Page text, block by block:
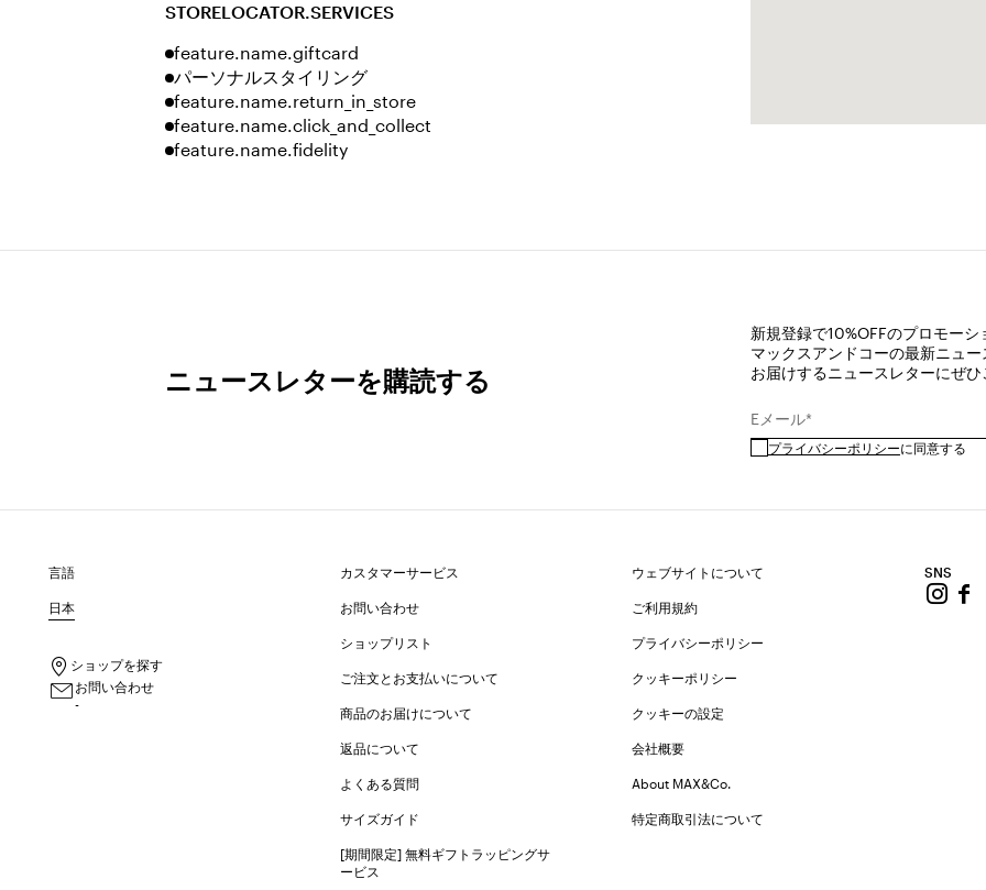
STORELOCATOR.SERVICES
feature.name.giftcard
パーソナルスタイリング
feature.name.return_in_store
feature.name.click_and_collect
feature.name.fidelity
ニュースレターを購読する
新規登録で10%OFFのプロモー
マックスアンドコーの最新ニュ
お届けするニュースレターにぜ
Eメール*
プライバシーポリシーに同意する
言語
日本
ショップを探す
お問い合わせ
-
カスタマーサービス
お問い合わせ
ショップリスト
ご注文とお支払いについて
商品のお届けについて
返品について
よくある質問
サイズガイド
[期間限定] 無料ギフトラッピングサ
ービス
ウェブサイトについて
ご利用規約
プライバシーポリシー
クッキーポリシー
クッキーの設定
会社概要
About MAX&Co.
特定商取引法について
SNS